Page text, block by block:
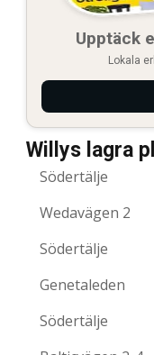
Upptäck
Lokala
Willys lagra
Södertälje
Wedavägen 2
Södertälje
Genetaleden
Södertälje